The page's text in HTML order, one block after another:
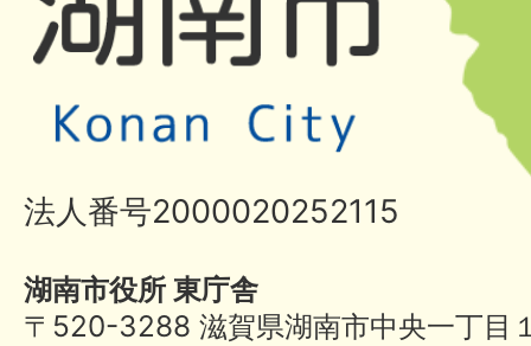
法人番号2000020252115
湖南市役所 東庁舎
〒520-3288 滋賀県湖南市中央一丁目